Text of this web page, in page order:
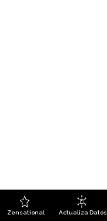
Zensational Actualiza Datos